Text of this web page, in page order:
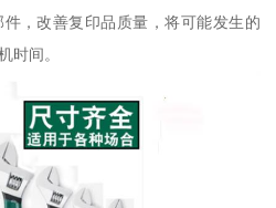
，改善复印品质量，将可能发生的
时间。